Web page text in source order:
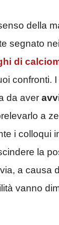
della
segnato
di
confronti.
da aver
a
i colloqui
la
a causa
vanno